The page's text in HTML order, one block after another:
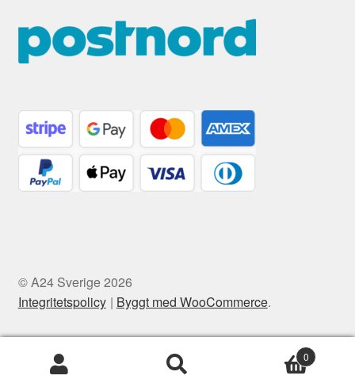
© A24 Sverige 2026
Integritetspolicy
Byggt med WooCommerce.
0